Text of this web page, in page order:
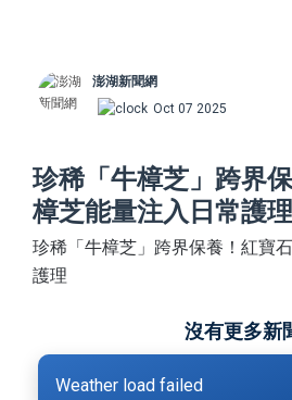
澎湖新聞網
Oct 07 2025
珍稀「牛樟芝」跨界
樟芝能量注入日常護理
珍稀「牛樟芝」跨界保養！紅寶
護理
沒有更多新
Weather load failed